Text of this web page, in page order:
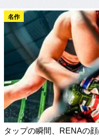
名作
タップの瞬間、RENAの